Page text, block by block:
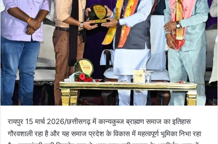
रायपुर 15 मार्च 2026/छत्तीसगढ़ में कान्यकुब्ज ब्राह्मण समाज का इतिहास
गौरवशाली रहा है और यह समाज प्रदेश के विकास में महत्वपूर्ण भूमिका निभा रहा